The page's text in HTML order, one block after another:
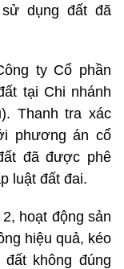
dụng đất đã
ty Cổ phần
tại Chi nhánh
Thanh tra xác
phương án cổ
đã được phê
luật đất đai.
hoạt động sản
hiệu quả, kéo
không đúng